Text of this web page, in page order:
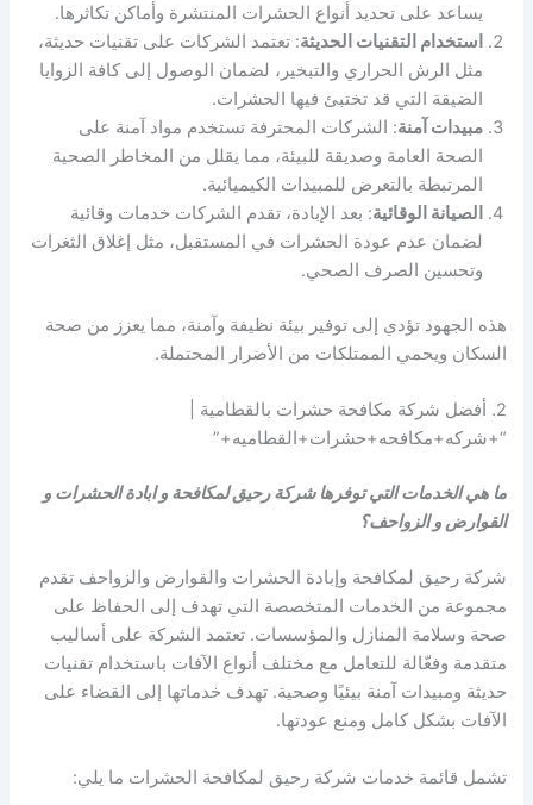
يساعد على تحديد أنواع الحشرات المنتشرة وأماكن تكاثرها.
استخدام التقنيات الحديثة: تعتمد الشركات على تقنيات حديثة،
مثل الرش الحراري والتبخير، لضمان الوصول إلى كافة الزوايا
الضيقة التي قد تختبئ فيها الحشرات.
مبيدات آمنة: الشركات المحترفة تستخدم مواد آمنة على
الصحة العامة وصديقة للبيئة، مما يقلل من المخاطر الصحية
المرتبطة بالتعرض للمبيدات الكيميائية.
الصيانة الوقائية: بعد الإبادة، تقدم الشركات خدمات وقائية
لضمان عدم عودة الحشرات في المستقبل، مثل إغلاق الثغرات
وتحسين الصرف الصحي.
هذه الجهود تؤدي إلى توفير بيئة نظيفة وآمنة، مما يعزز من صحة
السكان ويحمي الممتلكات من الأضرار المحتملة.
2. أفضل شركة مكافحة حشرات بالقطامية |
“+شركه+مكافحه+حشرات+القطاميه+”
ما هي الخدمات التي توفرها شركة رحيق لمكافحة و ابادة الحشرات و
القوارض و الزواحف؟
شركة رحيق لمكافحة وإبادة الحشرات والقوارض والزواحف تقدم
مجموعة من الخدمات المتخصصة التي تهدف إلى الحفاظ على
صحة وسلامة المنازل والمؤسسات. تعتمد الشركة على أساليب
متقدمة وفعّالة للتعامل مع مختلف أنواع الآفات باستخدام تقنيات
حديثة ومبيدات آمنة بيئيًا وصحية. تهدف خدماتها إلى القضاء على
الآفات بشكل كامل ومنع عودتها.
تشمل قائمة خدمات شركة رحيق لمكافحة الحشرات ما يلي: